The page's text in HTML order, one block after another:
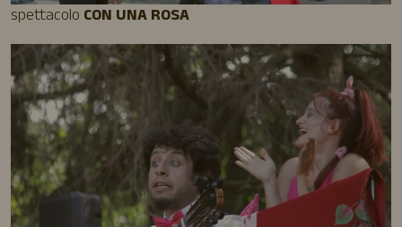
spettacolo CON UNA ROSA